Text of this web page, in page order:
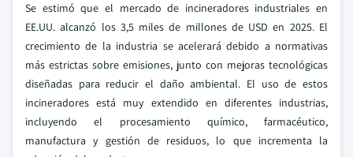
Se estimó que el mercado de incineradores industriales en
EE.UU. alcanzó los 3,5 miles de millones de USD en 2025. El
crecimiento de la industria se acelerará debido a normativas
más estrictas sobre emisiones, junto con mejoras tecnológicas
diseñadas para reducir el daño ambiental. El uso de estos
incineradores está muy extendido en diferentes industrias,
incluyendo el procesamiento químico, farmacéutico,
manufactura y gestión de residuos, lo que incrementa la